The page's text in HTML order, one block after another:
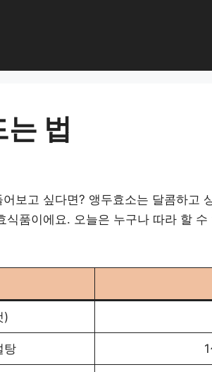
법
보고 싶다면? 앵두효소는 달콤하고
식품이에요. 오늘은 누구나 따라 할
)
탕